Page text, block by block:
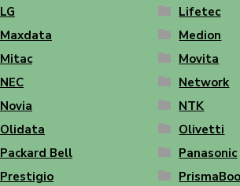
LG
Lifetec
Maxdata
Medion
Mitac
Movita
NEC
Network
Novia
NTK
Olidata
Olivetti
Packard Bell
Panasonic
Prestigio